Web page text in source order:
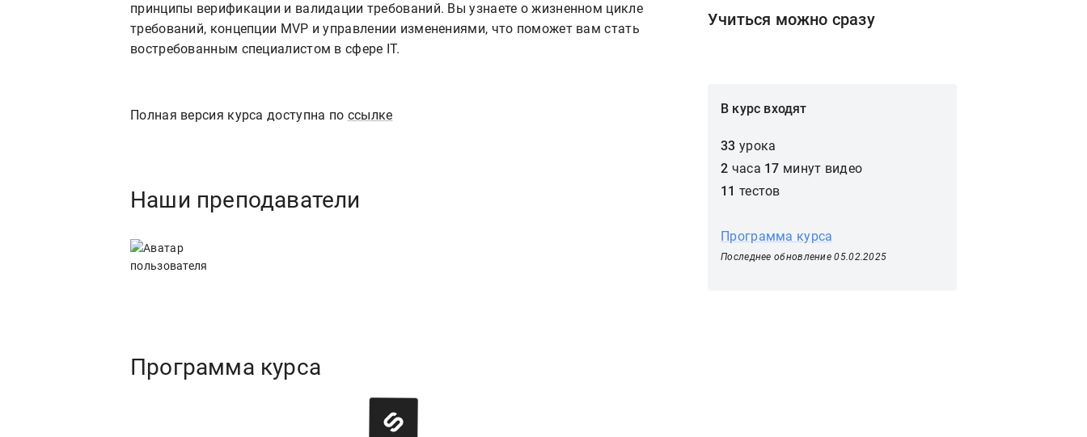
принципы верификации и валидации требований. Вы узнаете о жизненном цикле
требований, концепции MVP и управлении изменениями, что поможет вам стать
востребованным специалистом в сфере IT.
Полная версия курса доступна по ссылке
Наши преподаватели
Программа курса
Учиться можно сразу
В курс входят
33 урока
2 часа 17 минут видео
11 тестов
Программа курса
Последнее обновление 05.02.2025